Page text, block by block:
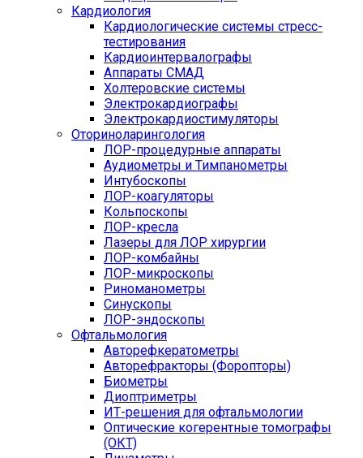
Кардиология
Кардиологические системы стресс-
тестирования
Кардиоинтервалографы
Аппараты СМАД
Холтеровские системы
Электрокардиографы
Электрокардиостимуляторы
Оториноларингология
ЛОР-процедурные аппараты
Аудиометры и Тимпанометры
Интубоскопы
ЛОР-коагуляторы
Кольпоскопы
ЛОР-кресла
Лазеры для ЛОР хирургии
ЛОР-комбайны
ЛОР-микроскопы
Риноманометры
Синускопы
ЛОР-эндоскопы
Офтальмология
Авторефкератометры
Авторефракторы (Форопторы)
Биометры
Диоптриметры
ИТ-решения для офтальмологии
Оптические когерентные томографы
(ОКТ)